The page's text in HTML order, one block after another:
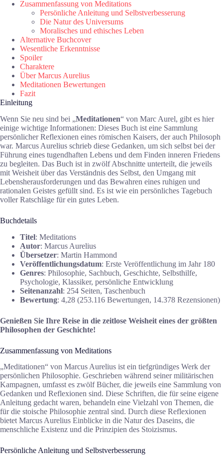
Zusammenfassung von Meditations
Persönliche Anleitung und Selbstverbesserung
Die Natur des Universums
Moralisches und ethisches Leben
Alternative Buchcover
Wesentliche Erkenntnisse
Spoiler
Charaktere
Über Marcus Aurelius
Meditationen Bewertungen
Fazit
Einleitung
Wenn Sie neu sind bei „Meditationen“ von Marc Aurel, gibt es hier
einige wichtige Informationen: Dieses Buch ist eine Sammlung
persönlicher Reflexionen eines römischen Kaisers, der auch Philosoph
war. Marcus Aurelius schrieb diese Gedanken, um sich selbst bei der
Führung eines tugendhaften Lebens und dem Finden inneren Friedens
zu begleiten. Das Buch ist in zwölf Abschnitte unterteilt, die jeweils
mit Weisheit über das Verständnis des Selbst, den Umgang mit
Lebensherausforderungen und das Bewahren eines ruhigen und
rationalen Geistes gefüllt sind. Es ist wie ein persönliches Tagebuch
voller Ratschläge für ein gutes Leben.
Buchdetails
Titel: Meditations
Autor: Marcus Aurelius
Übersetzer: Martin Hammond
Veröffentlichungsdatum: Erste Veröffentlichung im Jahr 180
Genres: Philosophie, Sachbuch, Geschichte, Selbsthilfe,
Psychologie, Klassiker, persönliche Entwicklung
Seitenanzahl: 254 Seiten, Taschenbuch
Bewertung: 4,28 (253.116 Bewertungen, 14.378 Rezensionen)
Genießen Sie Ihre Reise in die zeitlose Weisheit eines der größten
Philosophen der Geschichte!
Zusammenfassung von Meditations
„Meditationen“ von Marcus Aurelius ist ein tiefgründiges Werk der
persönlichen Philosophie. Geschrieben während seiner militärischen
Kampagnen, umfasst es zwölf Bücher, die jeweils eine Sammlung von
Gedanken und Reflexionen sind. Diese Schriften, die für seine eigene
Anleitung gedacht waren, behandeln eine Vielzahl von Themen, die
für die stoische Philosophie zentral sind. Durch diese Reflexionen
bietet Marcus Aurelius Einblicke in die Natur des Daseins, die
menschliche Existenz und die Prinzipien des Stoizismus.
Persönliche Anleitung und Selbstverbesserung